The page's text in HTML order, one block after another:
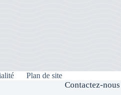
Plan de site
Contactez-nous